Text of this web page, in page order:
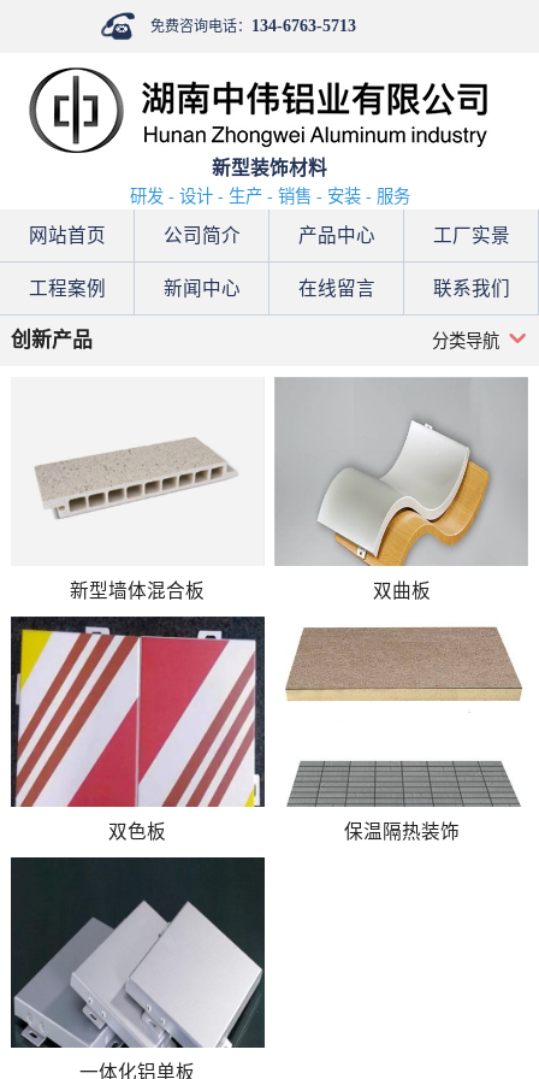
免费咨询电话： 134-6763-5713
新型装饰材料
研发 - 设计 - 生产 - 销售 - 安装 - 服务
网站首页 公司简介 产品中心 工厂实景
工程案例 新闻中心 在线留言 联系我们
创新产品 分类导航
新型墙体混合板 双曲板
双色板 保温隔热装饰
一体化铝单板